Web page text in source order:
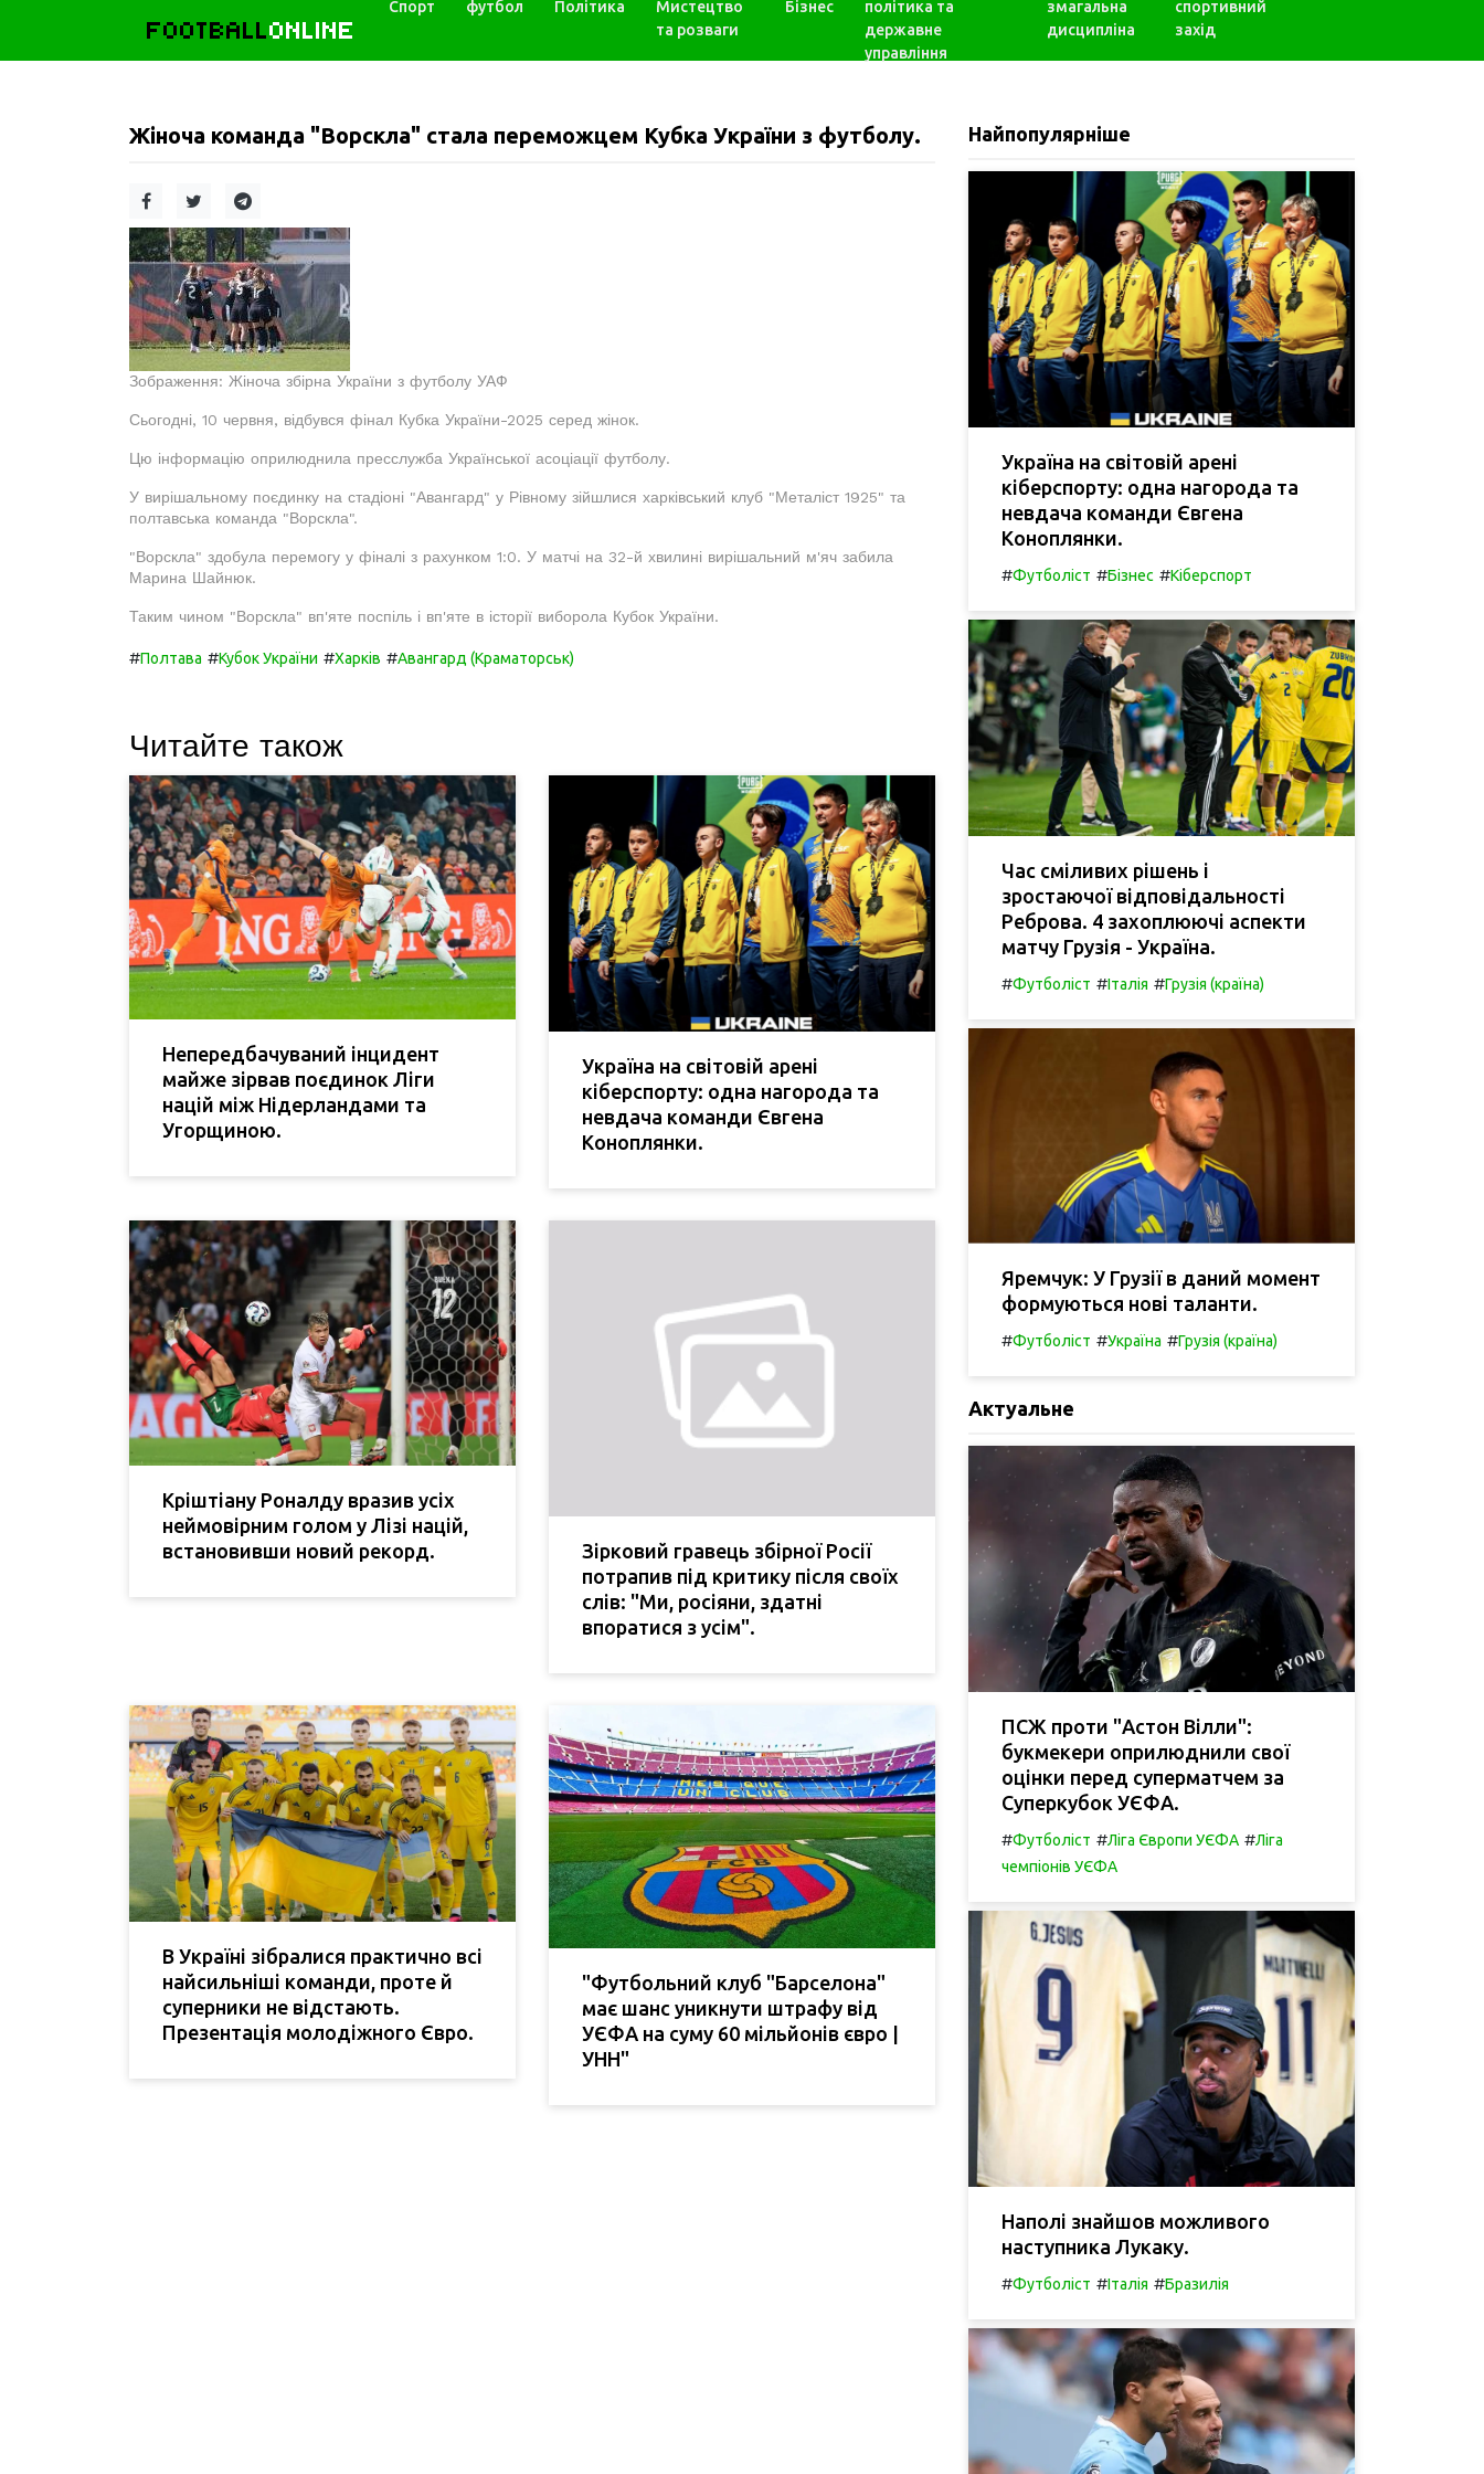
FOOTBALLONLINE
Спорт футбол Політика
Мистецтво
та розваги
Бізнес
політика та
державне
управління
змагальна
дисципліна
спортивний
захід
Жіноча команда "Ворскла" стала переможцем Кубка України з футболу.
Зображення: Жіноча збірна України з футболу УАФ
Сьогодні, 10 червня, відбувся фінал Кубка України-2025 серед жінок.
Цю інформацію оприлюднила пресслужба Української асоціації футболу.
У вирішальному поєдинку на стадіоні "Авангард" у Рівному зійшлися харківський клуб "Металіст 1925" та
полтавська команда "Ворскла".
"Ворскла" здобула перемогу у фіналі з рахунком 1:0. У матчі на 32-й хвилині вирішальний м'яч забила
Марина Шайнюк.
Таким чином "Ворскла" вп'яте поспіль і вп'яте в історії виборола Кубок України.
#Полтава #Кубок України #Харків #Авангард (Краматорськ)
Читайте також
Непередбачуваний інцидент
майже зірвав поєдинок Ліги
націй між Нідерландами та
Угорщиною.
Україна на світовій арені
кіберспорту: одна нагорода та
невдача команди Євгена
Коноплянки.
Кріштіану Роналду вразив усіх
неймовірним голом у Лізі націй,
встановивши новий рекорд.
Зірковий гравець збірної Росії
потрапив під критику після своїх
слів: "Ми, росіяни, здатні
впоратися з усім".
В Україні зібралися практично всі
найсильніші команди, проте й
суперники не відстають.
Презентація молодіжного Євро.
"Футбольний клуб "Барселона"
має шанс уникнути штрафу від
УЄФА на суму 60 мільйонів євро |
УНН"
Найпопулярніше
Україна на світовій арені
кіберспорту: одна нагорода та
невдача команди Євгена
Коноплянки.
#Футболіст #Бізнес #Кіберспорт
Час сміливих рішень і
зростаючої відповідальності
Реброва. 4 захоплюючі аспекти
матчу Грузія - Україна.
#Футболіст #Італія #Грузія (країна)
Яремчук: У Грузії в даний момент
формуються нові таланти.
#Футболіст #Україна #Грузія (країна)
Актуальне
ПСЖ проти "Астон Вілли":
букмекери оприлюднили свої
оцінки перед суперматчем за
Суперкубок УЄФА.
#Футболіст #Ліга Європи УЄФА #Ліга
чемпіонів УЄФА
Наполі знайшов можливого
наступника Лукаку.
#Футболіст #Італія #Бразилія